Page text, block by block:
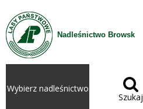
Przejdź do treści
Nadleśnictwo Browsk
Wybierz nadleśnictwo 
Szukaj